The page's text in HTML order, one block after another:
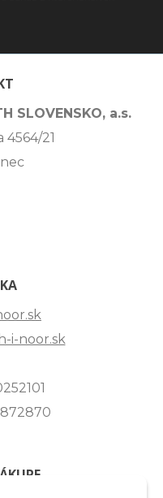
SLOVENSKO, a.s.
4564/21
i-noor.sk